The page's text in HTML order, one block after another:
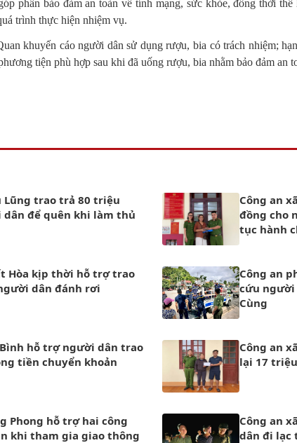
phần bảo đảm an toàn về tính mạng, sức khỏe, đồng thời
trình thực hiện nhiệm vụ.
khuyến cáo người dân sử dụng rượu, bia có trách nhiệm;
tiện phù hợp sau khi đã uống rượu, bia nhằm bảo đảm an
Lũng trao trả 80 triệu
để quên khi làm thủ
Công an
đồng cho
tục hành
Hòa kịp thời hỗ trợ trao
dân đánh rơi
Công an
cứu người
Cùng
Bình hỗ trợ người dân trao
tiền chuyển khoản
Công an
lại 17
Phong hỗ trợ hai công
khi tham gia giao thông
Công an
dân đi lạc